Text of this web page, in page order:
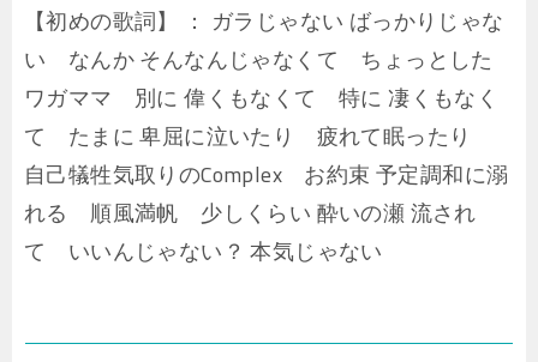
【初めの歌詞】 ： ガラじゃない ばっかりじゃな
い なんか そんなんじゃなくて ちょっとした
ワガママ 別に 偉くもなくて 特に 凄くもなく
て たまに 卑屈に泣いたり 疲れて眠ったり
自己犠牲気取りのComplex お約束 予定調和に溺
れる 順風満帆 少しくらい 酔いの瀬 流され
て いいんじゃない？ 本気じゃない